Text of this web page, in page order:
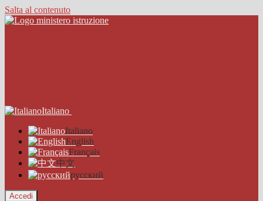
Salta al contenuto
Italiano
Italiano
English
Français
中文
русский
Accedi